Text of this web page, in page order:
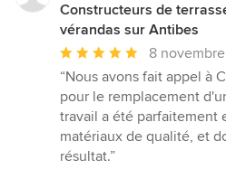
Constructeurs de
vérandas sur Antibes
Note
moyenne
:
5
étoiles
sur
8
“Nous avons fait appel à
pour le remplacement
travail a été parfaitement
matériaux de qualité, et
résultat.”